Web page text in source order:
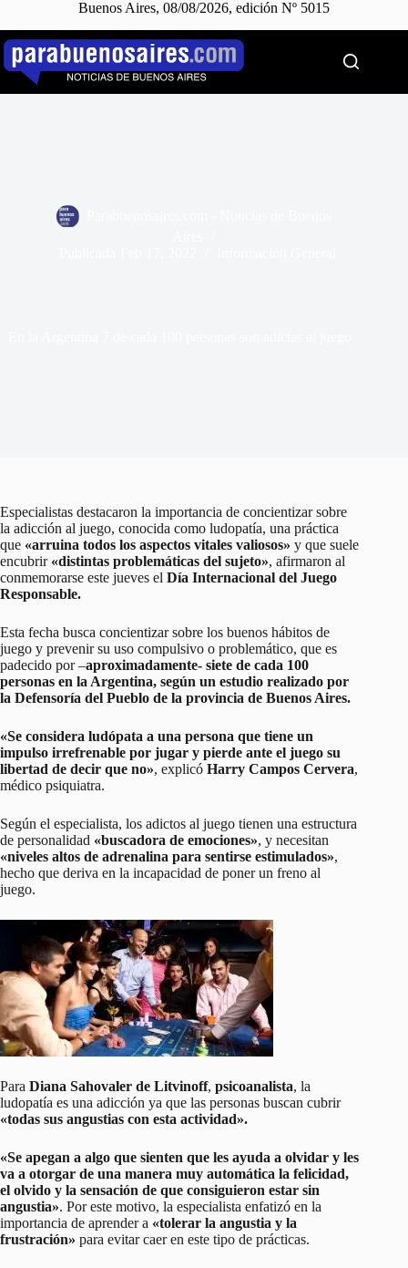
Buenos Aires, 08/08/2026, edición Nº 5015
Saltar
contenido
Especialistas destacaron la importancia de concientizar sobre
la adicción al juego, conocida como ludopatía, una práctica
que «arruina todos los aspectos vitales valiosos» y que suele
encubrir «distintas problemáticas del sujeto», afirmaron al
conmemorarse este jueves el Día Internacional del Juego
Responsable.
Esta fecha busca concientizar sobre los buenos hábitos de
juego y prevenir su uso compulsivo o problemático, que es
padecido por –aproximadamente- siete de cada 100
personas en la Argentina, según un estudio realizado por
la Defensoría del Pueblo de la provincia de Buenos Aires.
«Se considera ludópata a una persona que tiene un
impulso irrefrenable por jugar y pierde ante el juego su
libertad de decir que no», explicó Harry Campos Cervera,
médico psiquiatra.
Según el especialista, los adictos al juego tienen una estructura
de personalidad «buscadora de emociones», y necesitan
«niveles altos de adrenalina para sentirse estimulados»,
hecho que deriva en la incapacidad de poner un freno al
juego.
Para Diana Sahovaler de Litvinoff, psicoanalista, la
ludopatía es una adicción ya que las personas buscan cubrir
«todas sus angustias con esta actividad».
«Se apegan a algo que sienten que les ayuda a olvidar y les
va a otorgar de una manera muy automática la felicidad,
el olvido y la sensación de que consiguieron estar sin
angustia». Por este motivo, la especialista enfatizó en la
importancia de aprender a «tolerar la angustia y la
frustración» para evitar caer en este tipo de prácticas.